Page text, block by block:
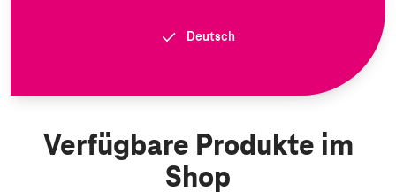
Deutsch
Verfügbare Produkte im
Shop